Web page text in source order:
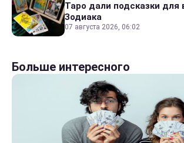
Таро дали подсказки для
Зодиака
07 августа 2026, 06:02
Больше интересного